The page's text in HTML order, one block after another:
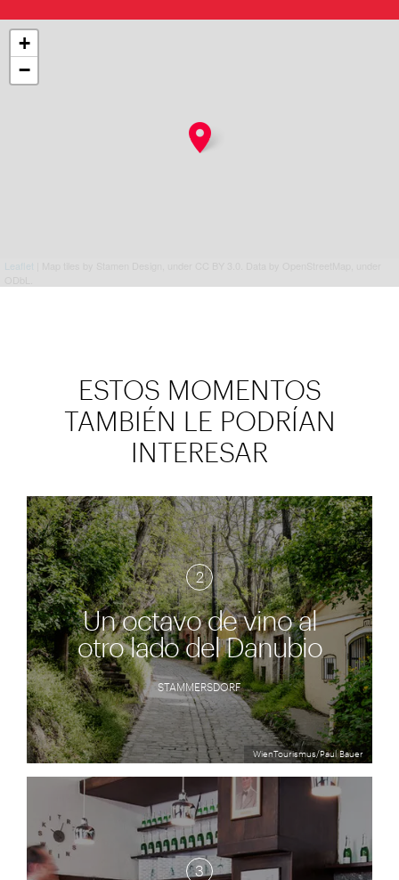
+
−
Leaflet
ESTOS MOMENTOS
TAMBIÉN LE PODRÍAN
INTERESAR
WienTourismus/Paul Bauer
2
Un octavo de vino al
otro lado del Danubio
STAMMERSDORF
3